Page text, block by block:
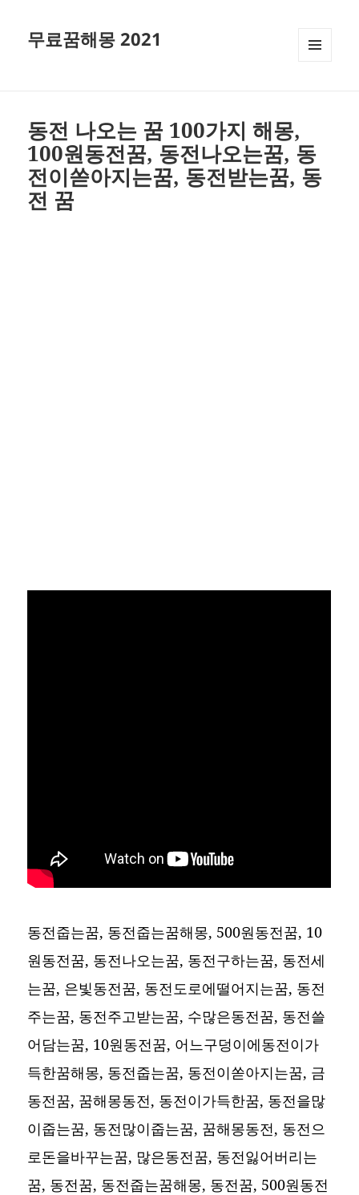
무료꿈해몽 2021
동전 나오는 꿈 100가지 해몽,
100원동전꿈, 동전나오는꿈, 동
전이쏟아지는꿈, 동전받는꿈, 동
전 꿈
동전줍는꿈, 동전줍는꿈해몽, 500원동전꿈, 10
원동전꿈, 동전나오는꿈, 동전구하는꿈, 동전세
는꿈, 은빛동전꿈, 동전도로에떨어지는꿈, 동전
주는꿈, 동전주고받는꿈, 수많은동전꿈, 동전쓸
어담는꿈, 10원동전꿈, 어느구덩이에동전이가
득한꿈해몽, 동전줍는꿈, 동전이쏟아지는꿈, 금
동전꿈, 꿈해몽동전, 동전이가득한꿈, 동전을많
이줍는꿈, 동전많이줍는꿈, 꿈해몽동전, 동전으
로돈을바꾸는꿈, 많은동전꿈, 동전잃어버리는
꿈, 동전꿈, 동전줍는꿈해몽, 동전꿈, 500원동전